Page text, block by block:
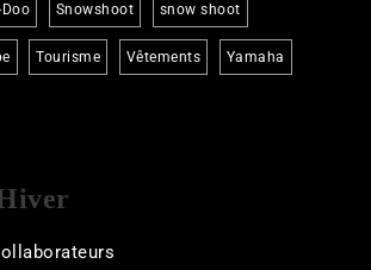
Snowshoot snow shoot
Tourisme Vêtements Yamaha